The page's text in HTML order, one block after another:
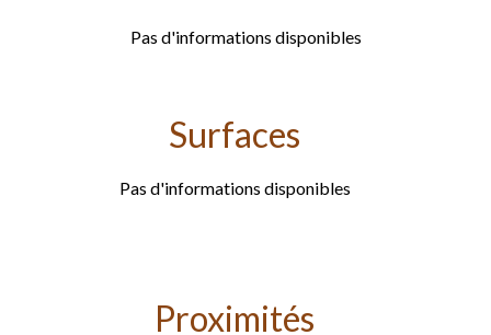
Pas d'informations disponibles
Surfaces
Pas d'informations disponibles
Proximités